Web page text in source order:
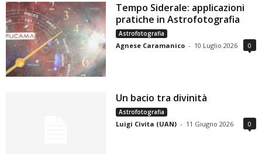
Tempo Siderale: applicazioni
pratiche in Astrofotografia
Astrofotografia
Agnese Caramanico - 10 Luglio 2026 0
Un bacio tra divinità
Astrofotografia
Luigi Civita (UAN) - 11 Giugno 2026 0